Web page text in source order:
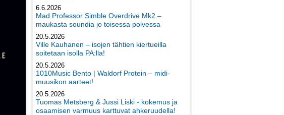
6.6.2026
Mad Professor Simble Overdrive Mk2 –
maukasta soundia jo toisessa polvessa
20.5.2026
Ville Kauhanen – isojen tähtien kiertueilla
soitetaan isolla PA:lla!
20.5.2026
1010Music Bento | Waldorf Protein – midi-
muusikon aarteet!
20.5.2026
Tuomas Metsberg & Jussi Liski - kokemus ja
osaamisen varmuus karttuvat ahkeruudella!